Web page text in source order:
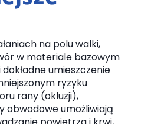
na polu walki,
w materiale bazowym
umieszczenie
ryzyku
rany (okluzji),
obwodowe umożliwiają